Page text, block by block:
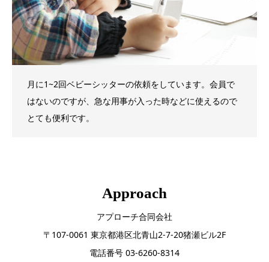
月に1~2回ベビーシッターの依頼をしています。会員で
はないのですが、急な用事が入った時などに使えるので
とても便利です。
Approach
アプローチ合同会社
〒107-0061 東京都港区北青山2-7-20猪瀬ビル2F
電話番号 03-6260-8314